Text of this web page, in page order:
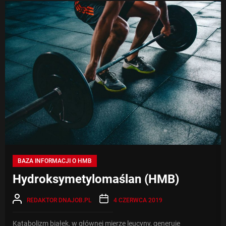
BAZA INFORMACJI O HMB
Hydroksymetylomaślan (HMB)
REDAKTOR DNAJOB.PL 4 CZERWCA 2019
Katabolizm białek, w głównej mierze leucyny, generuje